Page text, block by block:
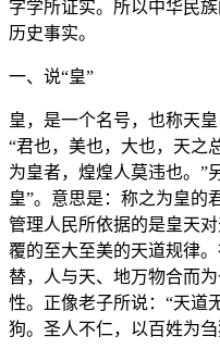
字学所证实。所以中华民
历史事实。
一、说“皇”
皇，是一个名号，也称天
“君也，美也，大也，天之
为皇者，煌煌人莫违也。”
皇”。意思是：称之为皇的
管理人民所依据的是皇天
覆的至大至美的天道规律
替，人与天、地万物合而
性。正像老子所说：“天道
狗。圣人不仁，以百姓为刍